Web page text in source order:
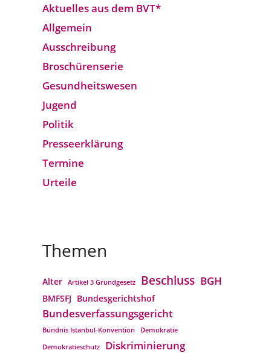
Aktuelles aus dem BVT*
Allgemein
Ausschreibung
Broschürenserie
Gesund­heits­wesen
Jugend
Politik
Presseerklärung
Termine
Urteile
Themen
Alter Artikel 3 Grundgesetz Beschluss BGH
BMFSFJ Bundesgerichtshof
Bundesverfassungs­gericht
Bündnis Istanbul-Konvention
Demokratie
Demokratieschutz
Diskriminierung